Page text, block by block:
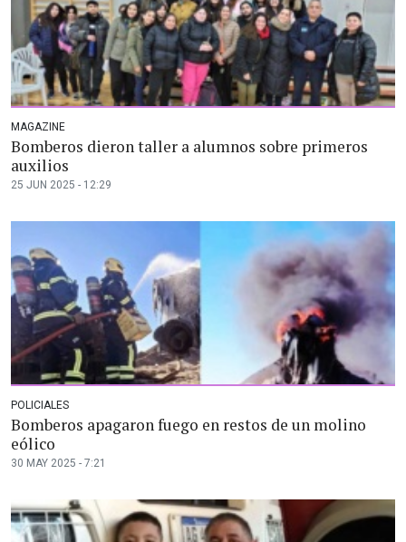
MAGAZINE
Bomberos dieron taller a alumnos sobre primeros
auxilios
25 JUN 2025 - 12:29
POLICIALES
Bomberos apagaron fuego en restos de un molino
eólico
30 MAY 2025 - 7:21